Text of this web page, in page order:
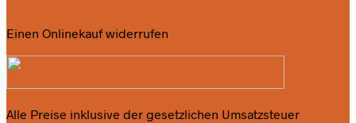
Einen Onlinekauf widerrufen
Alle Preise inklusive der gesetzlichen Umsatzsteuer